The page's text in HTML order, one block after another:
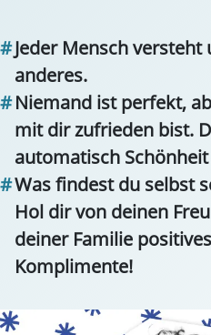
Jeder Mensch
anderes.
Niemand ist perfekt,
mit dir zufrieden bist.
automatisch
Was findest du selbst
Hol dir von deinen
deiner Familie
Komplimente!